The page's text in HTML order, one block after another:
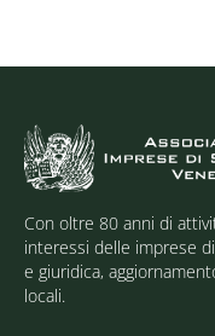
Con oltre 80 anni di
interessi delle imprese
e giuridica,
locali.